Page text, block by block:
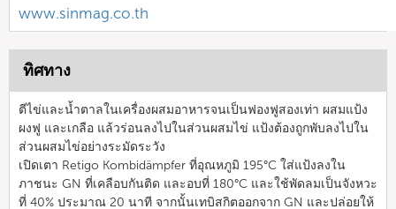
www.sinmag.co.th
ทิศทาง
ตีไข่และน้ำตาลในเครื่องผสมอาหารจนเป็นฟองฟูสองเท่า ผสมแป้ง
ผงฟู และเกลือ แล้วร่อนลงไปในส่วนผสมไข่ แป้งต้องถูกพับลงไปใน
ส่วนผสมไข่อย่างระมัดระวัง
เปิดเตา Retigo Kombidämpfer ที่อุณหภูมิ 195°C ใส่แป้งลงใน
ภาชนะ GN ที่เคลือบกันติด และอบที่ 180°C และใช้พัดลมเป็นจังหวะ
ที่ 40% ประมาณ 20 นาที จากนั้นเทบิสกิตออกจาก GN และปล่อยให้